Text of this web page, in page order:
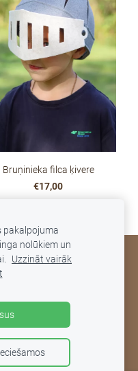
Bruņinieka filca ķivere
€17,00
KONTAKTI
pakalpojuma
nolūkiem un
Uzzināt vairāk